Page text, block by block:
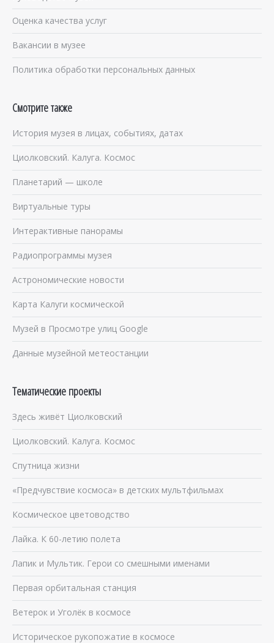
Оценка качества услуг
Вакансии в музее
Политика обработки персональных данных
Смотрите также
История музея в лицах, событиях, датах
Циолковский. Калуга. Космос
Планетарий — школе
Виртуальные туры
Интерактивные панорамы
Радиопрограммы музея
Астрономические новости
Карта Калуги космической
Музей в Просмотре улиц Google
Данные музейной метеостанции
Тематические проекты
Здесь живёт Циолковский
Циолковский. Калуга. Космос
Спутница жизни
«Предчувствие космоса» в детских мультфильмах
Космическое цветоводство
Лайка. К 60-летию полета
Лапик и Мультик. Герои со смешными именами
Первая орбитальная станция
Ветерок и Уголёк в космосе
Историческое рукопожатие в космосе